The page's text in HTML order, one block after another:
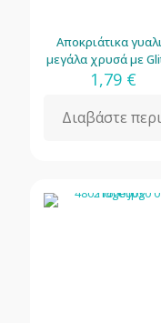
Αποκριάτικα
μεγάλα χρυσά με
1,79 €
Διαβάστε